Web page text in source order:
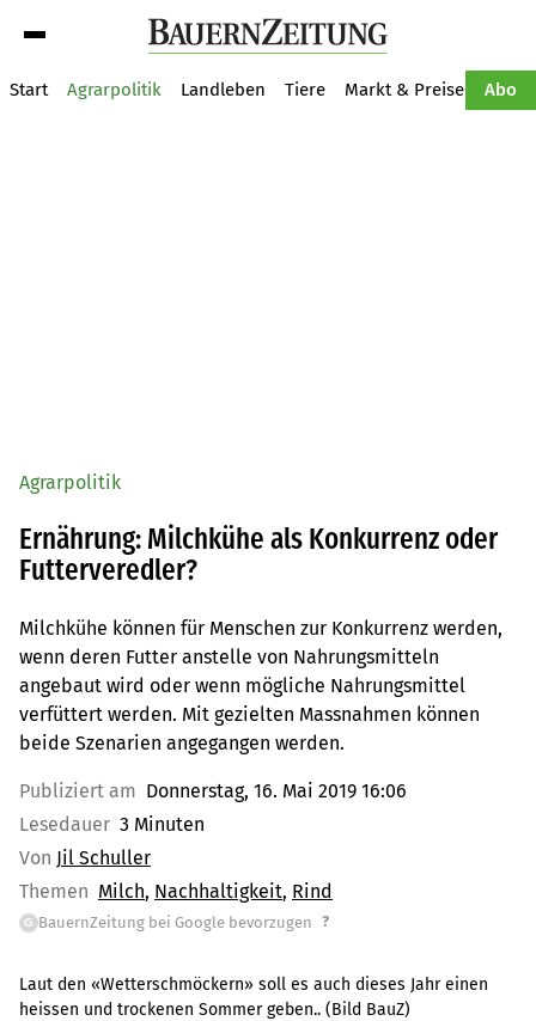
Start Agrarpolitik Landleben Tiere Markt & Preise Abo
Agrarpolitik
Ernährung: Milchkühe als Konkurrenz oder
Futterveredler?
Milchkühe können für Menschen zur Konkurrenz werden,
wenn deren Futter anstelle von Nahrungsmitteln
angebaut wird oder wenn mögliche Nahrungsmittel
verfüttert werden. Mit gezielten Massnahmen können
beide Szenarien angegangen werden.
Publiziert am Donnerstag, 16. Mai 2019 16:06
Lesedauer 3 Minuten
Von Jil Schuller
Themen Milch Nachhaltigkeit Rind
G BauernZeitung bei Google bevorzugen ?
Laut den «Wetterschmöckern» soll es auch dieses Jahr einen
heissen und trockenen Sommer geben.. (Bild BauZ)